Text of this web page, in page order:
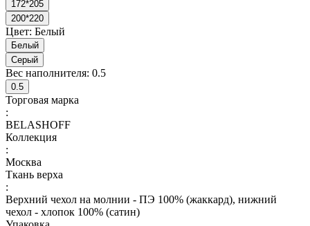
172*205
200*220
Цвет: Белый
Белый
Серый
Вес наполнителя: 0.5
0.5
Торговая марка
:
BELASHOFF
Коллекция
:
Москва
Ткань верха
:
Верхний чехол на молнии - ПЭ 100% (жаккард), нижний
чехол - хлопок 100% (сатин)